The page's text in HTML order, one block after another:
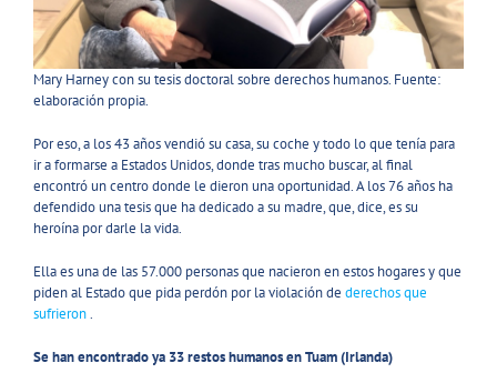
Mary Harney con su tesis doctoral sobre derechos humanos. Fuente:
elaboración propia.
Por eso, a los 43 años vendió su casa, su coche y todo lo que tenía para
ir a formarse a Estados Unidos, donde tras mucho buscar, al final
encontró un centro donde le dieron una oportunidad. A los 76 años ha
defendido una tesis que ha dedicado a su madre, que, dice, es su
heroína por darle la vida.
Ella es una de las 57.000 personas que nacieron en estos hogares y que
piden al Estado que pida perdón por la violación de derechos que
sufrieron.
Se han encontrado ya 33 restos humanos en Tuam (Irlanda)